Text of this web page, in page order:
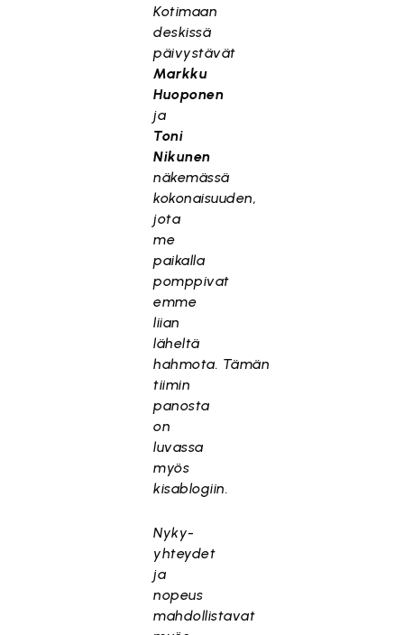
Kotimaan
deskissä
päivystävät
Markku
Huoponen
ja
Toni
Nikunen
näkemässä
kokonaisuuden,
jota
me
paikalla
pomppivat
emme
liian
läheltä
hahmota. Tämän
tiimin
panosta
on
luvassa
myös
kisablogiin.
Nyky-
yhteydet
ja
nopeus
mahdollistavat